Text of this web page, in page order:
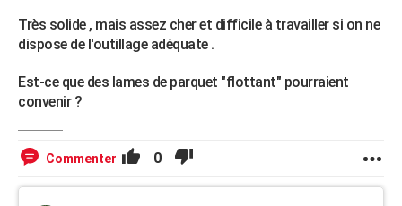
Très solide , mais assez cher et difficile à travailler si on ne
dispose de l'outillage adéquate .
Est-ce que des lames de parquet "flottant" pourraient
convenir ?
Commenter 0